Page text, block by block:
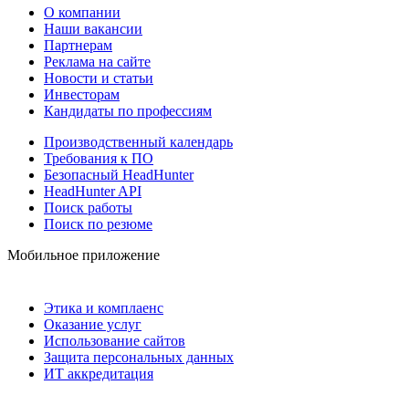
О компании
Наши вакансии
Партнерам
Реклама на сайте
Новости и статьи
Инвесторам
Кандидаты по профессиям
Производственный календарь
Требования к ПО
Безопасный HeadHunter
HeadHunter API
Поиск работы
Поиск по резюме
Мобильное приложение
Этика и комплаенс
Оказание услуг
Использование сайтов
Защита персональных данных
ИТ аккредитация